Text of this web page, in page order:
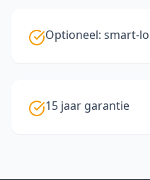
Optioneel: smart-
15 jaar garantie